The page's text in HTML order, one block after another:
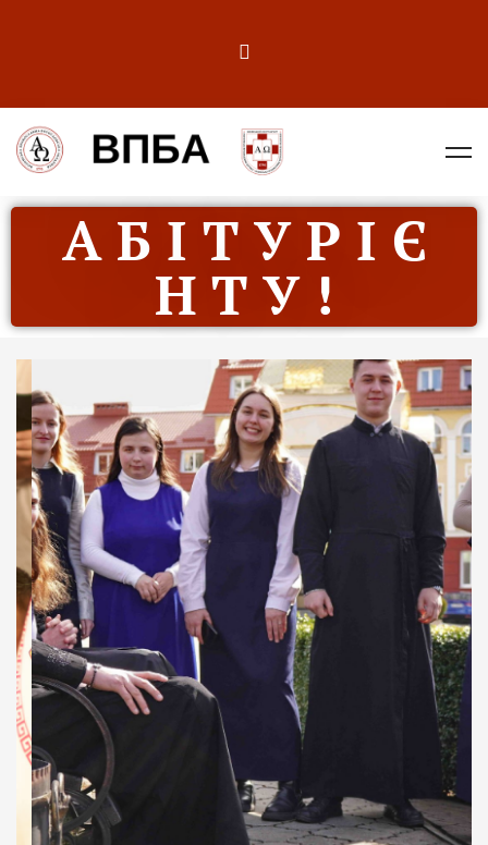
А Б І Т У Р І Є
Н Т У !
ДУХОВНО СИЛЬНІ!
ВПБА — спільнота, де
формується
покликання
Читати більше